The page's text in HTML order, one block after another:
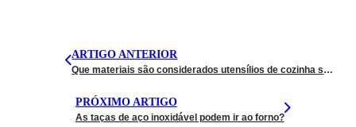
ARTIGO ANTERIOR
Que materiais são considerados utensílios de cozinha sustentáveis?
PRÓXIMO ARTIGO
As taças de aço inoxidável podem ir ao forno?